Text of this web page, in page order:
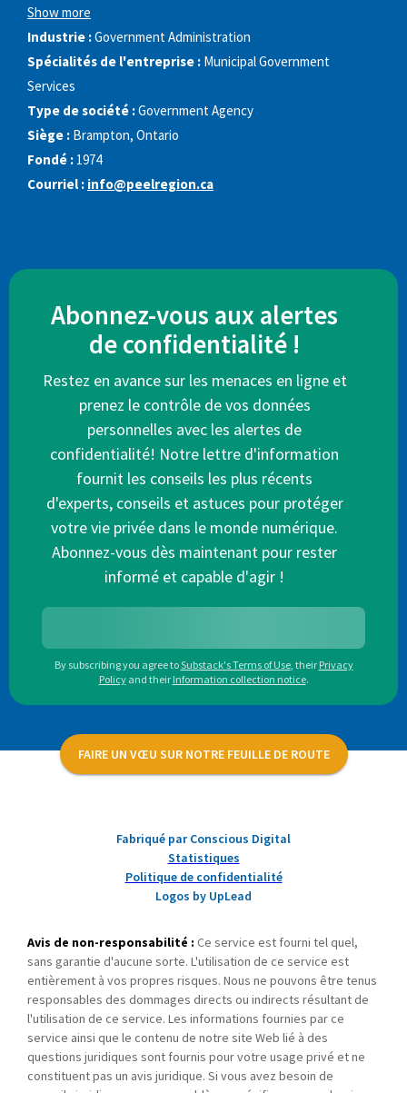
Show more
Industrie :Government Administration
Spécialités de l'entreprise : Municipal Government
Services
Type de société :Government Agency
Siège : Brampton, Ontario
Fondé : 1974
Courriel : info@peelregion.ca
Abonnez-vous aux alertes
de confidentialité !
Restez en avance sur les menaces en ligne et
prenez le contrôle de vos données
personnelles avec les alertes de
confidentialité! Notre lettre d'information
fournit les conseils les plus récents
d'experts, conseils et astuces pour protéger
votre vie privée dans le monde numérique.
Abonnez-vous dès maintenant pour rester
informé et capable d'agir !
By subscribing you agree toSubstack's Terms of Use, their Privacy
Policy and their Information collection notice.
FAIRE UN VŒU SUR NOTRE FEUILLE DE ROUTE
Fabriqué par Conscious Digital
Statistiques
Politique de confidentialité
Logos by UpLead
Avis de non-responsabilité : Ce service est fourni tel quel,
sans garantie d'aucune sorte. L'utilisation de ce service est
entièrement à vos propres risques. Nous ne pouvons être tenus
responsables des dommages directs ou indirects résultant de
l'utilisation de ce service. Les informations fournies par ce
service ainsi que le contenu de notre site Web lié à des
questions juridiques sont fournis pour votre usage privé et ne
constituent pas un avis juridique. Si vous avez besoin de